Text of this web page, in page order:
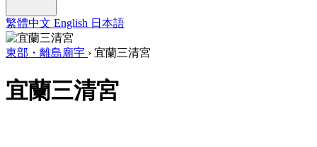
繁體中文 English 日本語
東部・離島廟宇 › 宜蘭三清宮
宜蘭三清宮